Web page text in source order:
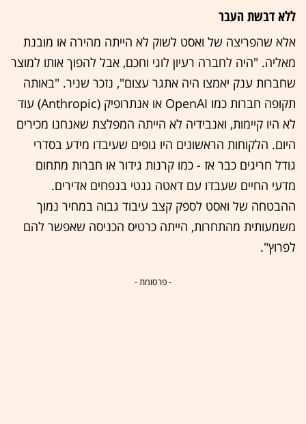
ללא דבשת העבר
אלא שהפריצה של ואסט לשוק לא הייתה מהירה או מובנת
מאליה. "היה לחברה רעיון לוגי וחכם, אבל להפוך אותו למוצר
שחברות ענק יאמצו היה אתגר עצום", נזכר שניר. "באותה
תקופה חברות כמו OpenAI או אנתרופיק (Anthropic) עוד
לא היו קיימות, ואנבידיה לא הייתה המפלצת שאנחנו מכירים
היום. הלקוחות הראשונים היו גופים שעיבדו מידע בסדרי
גודל חריגים כבר אז - כמו קרנות גידור או חברות מתחום
מדעי החיים שעבדו עם דאטה גנטי בנפחים אדירים.
ההבטחה של ואסט לספק קצב עיבוד גבוה במחיר נמוך
משמעותית מהתחרות, הייתה כרטיס הכניסה שאפשר להם
לפרוץ".
- פרסומת -